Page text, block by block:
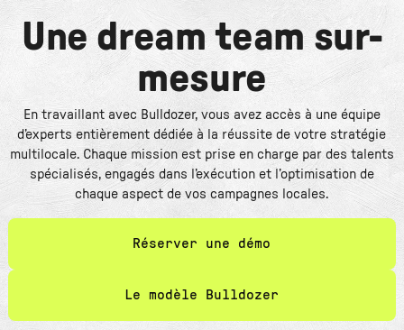
Une dream team sur-
mesure
En travaillant avec Bulldozer, vous avez accès à une équipe
d’experts entièrement dédiée à la réussite de votre stratégie
multilocale. Chaque mission est prise en charge par des talents
spécialisés, engagés dans l’exécution et l’optimisation de
chaque aspect de vos campagnes locales.
Réserver une démo
Le modèle Bulldozer